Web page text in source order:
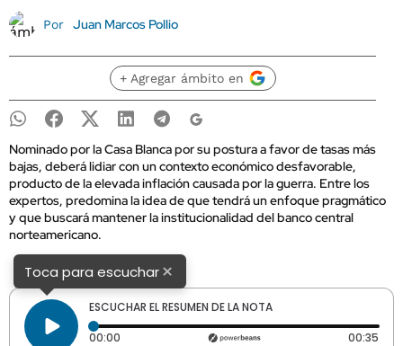
Por Juan Marcos Pollio
+ Agregar ámbito en
Nominado por la Casa Blanca por su postura a favor de tasas más
bajas, deberá lidiar con un contexto económico desfavorable,
producto de la elevada inflación causada por la guerra. Entre los
expertos, predomina la idea de que tendrá un enfoque pragmático
y que buscará mantener la institucionalidad del banco central
norteamericano.
Toca para escuchar×
ESCUCHAR EL RESUMEN DE LA NOTA
00:00 Tiempo transcurrido: 0 segundos 00:35